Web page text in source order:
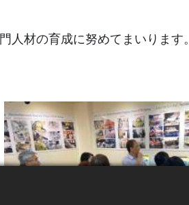
人材の育成に努めてまいります